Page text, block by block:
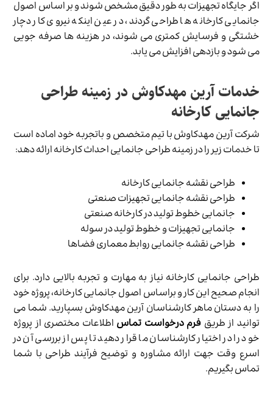
اگر جایگاه تجهیزات به طور دقیق مشخص شوند و بر اساس اصول
جانمایی کارخانه ها طراحی گردند، در عین اینکه نیروی کار دچار
خشتگی و فرسایش کمتری می شوند، در هزینه ها صرفه جویی
می شود و بازدهی افزایش می یابد.
خدمات آرین مهدکاوش در زمینه طراحی
جانمایی کارخانه
شرکت آرین مهدکاوش با تیم متخصص و باتجربه خود اماده است
تا خدمات زیر را در زمینه طراحی جانمایی احداث کارخانه ارائه دهد:
طراحی نقشه جانمایی کارخانه
طراحی نقشه جانمایی تجهیزات صنعتی
جانمایی خطوط تولید در کارخانه صنعتی
جانمایی تجهیزات و خطوط تولید در سوله
طراحی نقشه جانمایی روابط معماری فضاها
طراحی جانمایی کارخانه نیاز به مهارت و تجربه بالایی دارد. برای
انجام صحیح این کار و براساس اصول جانمایی کارخانه، پروژه خود
را به دستان ماهر کارشناسان آرین مهدکاوش بسپارید. شما می
توانید از طریق فرم درخواست تماس اطلاعات مختصری از پروژه
خود را در اختیار کارشناسان ما قرار دهید تا پس از بررسی آن در
اسرع وقت جهت ارائه مشاوره و توضیح فرآیند طراحی با شما
تماس بگیریم.